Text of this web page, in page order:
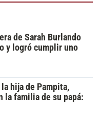
de Sarah Burlando
y logró cumplir uno
hija de Pampita,
la familia de su papá: